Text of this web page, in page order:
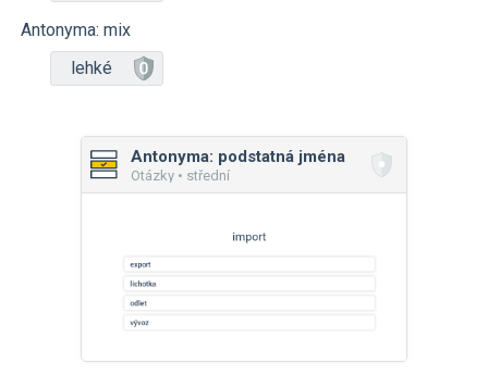
Antonyma: mix
lehké
Antonyma: podstatná jména
Otázky • střední